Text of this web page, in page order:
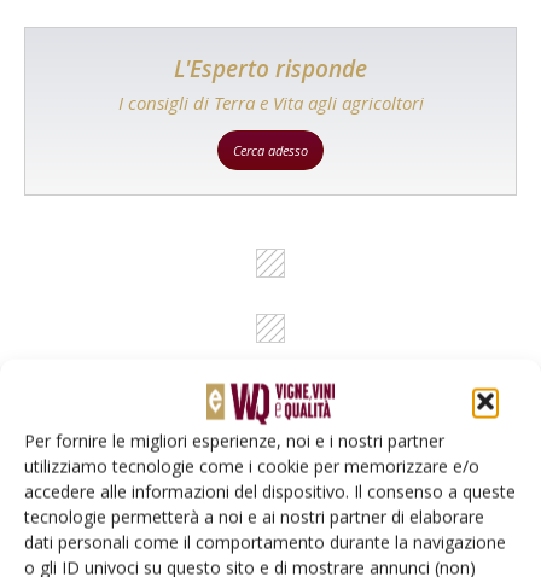
Per fornire le migliori esperienze, noi e i nostri partner
utilizziamo tecnologie come i cookie per memorizzare e/o
accedere alle informazioni del dispositivo. Il consenso a queste
tecnologie permetterà a noi e ai nostri partner di elaborare
dati personali come il comportamento durante la navigazione
o gli ID univoci su questo sito e di mostrare annunci (non)
L'Esperto risponde
I consigli di Terra e Vita agli agricoltori
Cerca adesso
Rimani aggiornato sul mondo
dell’agricoltura